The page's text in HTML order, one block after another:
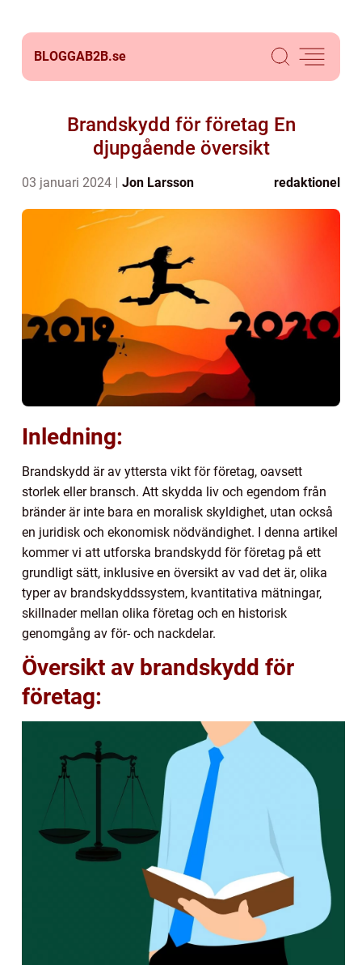
BLOGGAB2B.se
Brandskydd för företag En
djupgående översikt
03 januari 2024 Jon Larsson redaktionel
Inledning:
Brandskydd är av yttersta vikt för företag, oavsett
storlek eller bransch. Att skydda liv och egendom från
bränder är inte bara en moralisk skyldighet, utan också
en juridisk och ekonomisk nödvändighet. I denna artikel
kommer vi att utforska brandskydd för företag på ett
grundligt sätt, inklusive en översikt av vad det är, olika
typer av brandskyddssystem, kvantitativa mätningar,
skillnader mellan olika företag och en historisk
genomgång av för- och nackdelar.
Översikt av brandskydd för
företag: